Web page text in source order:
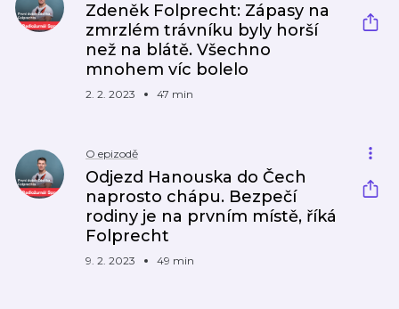
Zdeněk Folprecht: Zápasy na
zmrzlém trávníku byly horší
než na blátě. Všechno
mnohem víc bolelo
2. 2. 2023 47 min
O epizodě
Odjezd Hanouska do Čech
naprosto chápu. Bezpečí
rodiny je na prvním místě, říká
Folprecht
9. 2. 2023 49 min